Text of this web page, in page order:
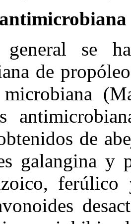
se
de
de
galangina y